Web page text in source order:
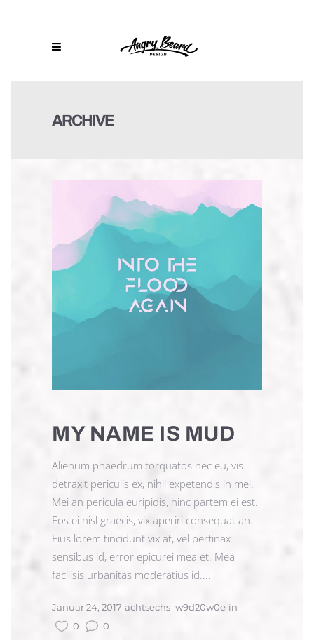
ARCHIVE
MY NAME IS MUD
Alienum phaedrum torquatos nec eu, vis
detraxit periculis ex, nihil expetendis in mei.
Mei an pericula euripidis, hinc partem ei est.
Eos ei nisl graecis, vix aperiri consequat an.
Eius lorem tincidunt vix at, vel pertinax
sensibus id, error epicurei mea et. Mea
facilisis urbanitas moderatius id....
Januar 24, 2017 achtsechs_w9d20w0e in
0
0